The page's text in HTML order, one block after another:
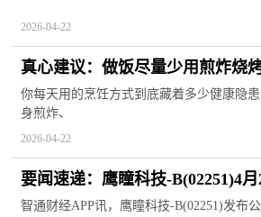
2026-04-22
真心建议：做饭尽量少用煎炸烧
担、更安心！
你每天用的烹饪方式到底藏着多少健康隐
身煎炸、
2026-04-22
要闻速递：鹰瞳科技-B(02251)4
元回购1200股
智通财经APP讯，鹰瞳科技-B(02251)发布